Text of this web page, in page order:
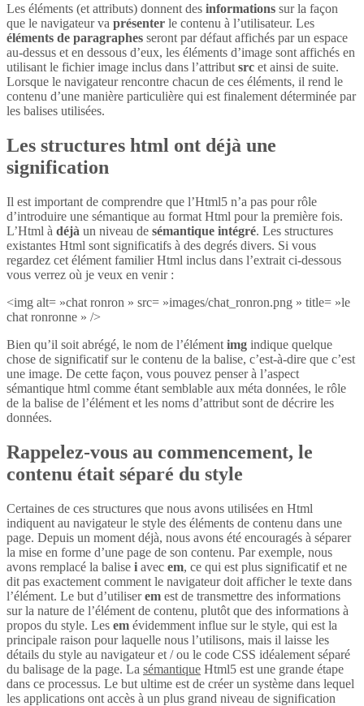
Les éléments (et attributs) donnent des informations sur la façon
que le navigateur va présenter le contenu à l’utilisateur. Les
éléments de paragraphes seront par défaut affichés par un espace
au-dessus et en dessous d’eux, les éléments d’image sont affichés en
utilisant le fichier image inclus dans l’attribut src et ainsi de suite.
Lorsque le navigateur rencontre chacun de ces éléments, il rend le
contenu d’une manière particulière qui est finalement déterminée par
les balises utilisées.
Les structures html ont déjà une
signification
Il est important de comprendre que l’Html5 n’a pas pour rôle
d’introduire une sémantique au format Html pour la première fois.
L’Html à déjà un niveau de sémantique intégré. Les structures
existantes Html sont significatifs à des degrés divers. Si vous
regardez cet élément familier Html inclus dans l’extrait ci-dessous
vous verrez où je veux en venir :
<img alt= »chat ronron » src= »images/chat_ronron.png » title= »le
chat ronronne » />
Bien qu’il soit abrégé, le nom de l’élément img indique quelque
chose de significatif sur le contenu de la balise, c’est-à-dire que c’est
une image. De cette façon, vous pouvez penser à l’aspect
sémantique html comme étant semblable aux méta données, le rôle
de la balise de l’élément et les noms d’attribut sont de décrire les
données.
Rappelez-vous au commencement, le
contenu était séparé du style
Certaines de ces structures que nous avons utilisées en Html
indiquent au navigateur le style des éléments de contenu dans une
page. Depuis un moment déjà, nous avons été encouragés à séparer
la mise en forme d’une page de son contenu. Par exemple, nous
avons remplacé la balise i avec em, ce qui est plus significatif et ne
dit pas exactement comment le navigateur doit afficher le texte dans
l’élément. Le but d’utiliserem est de transmettre des informations
sur la nature de l’élément de contenu, plutôt que des informations à
propos du style. Les em évidemment influe sur le style, qui est la
principale raison pour laquelle nous l’utilisons, mais il laisse les
détails du style au navigateur et / ou le code CSS idéalement séparé
du balisage de la page. La sémantique Html5 est une grande étape
dans ce processus. Le but ultime est de créer un système dans lequel
les applications ont accès à un plus grand niveau de signification